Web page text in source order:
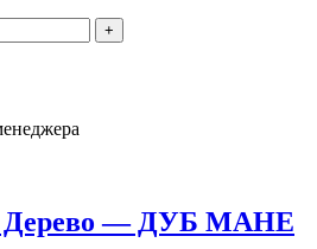
+
Дерево — ДУБ МАНЕ